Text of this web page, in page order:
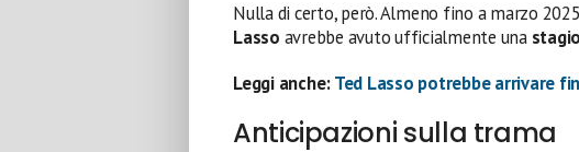
Nulla di certo, però. Almeno fino a marzo
Lasso avrebbe avuto ufficialmente una
Leggi anche:Ted Lasso potrebbe arrivare
Anticipazioni sulla trama